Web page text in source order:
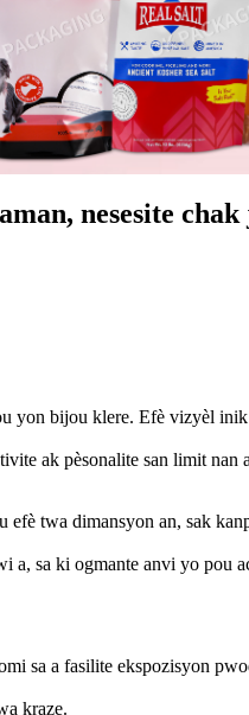
nesesite
yon bijou klere. Efè vizyèl inik
ak pèsonalite san limit nan
twa dimansyon an, sak
a, sa ki ogmante anvi yo pou
sa a fasilite ekspozisyon
kraze.